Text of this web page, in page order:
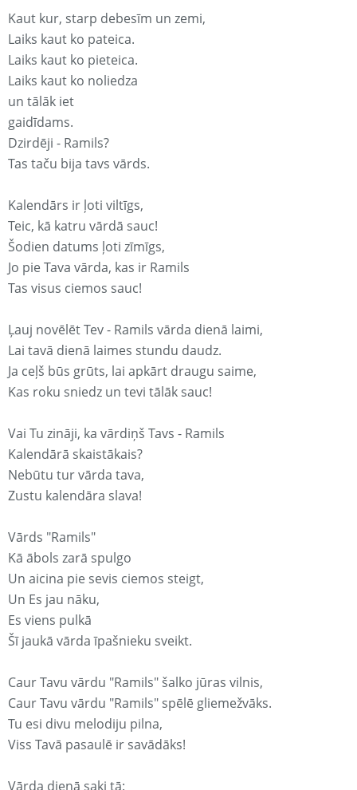
Kaut kur, starp debesīm un zemi,
Laiks kaut ko pateica.
Laiks kaut ko pieteica.
Laiks kaut ko noliedza
un tālāk iet
gaidīdams.
Dzirdēji - Ramils?
Tas taču bija tavs vārds.
Kalendārs ir ļoti viltīgs,
Teic, kā katru vārdā sauc!
Šodien datums ļoti zīmīgs,
Jo pie Tava vārda, kas ir Ramils
Tas visus ciemos sauc!
Ļauj novēlēt Tev - Ramils vārda dienā laimi,
Lai tavā dienā laimes stundu daudz.
Ja ceļš būs grūts, lai apkārt draugu saime,
Kas roku sniedz un tevi tālāk sauc!
Vai Tu zināji, ka vārdiņš Tavs - Ramils
Kalendārā skaistākais?
Nebūtu tur vārda tava,
Zustu kalendāra slava!
Vārds "Ramils"
Kā ābols zarā spulgo
Un aicina pie sevis ciemos steigt,
Un Es jau nāku,
Es viens pulkā
Šī jaukā vārda īpašnieku sveikt.
Caur Tavu vārdu "Ramils" šalko jūras vilnis,
Caur Tavu vārdu "Ramils" spēlē gliemežvāks.
Tu esi divu melodiju pilna,
Viss Tavā pasaulē ir savādāks!
Vārda dienā saki tā: